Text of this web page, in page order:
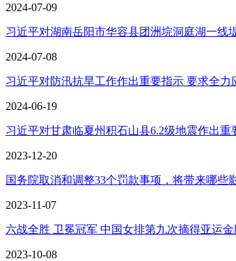
2024-07-09
习近平对湖南岳阳市华容县团洲垸洞庭湖一线
2024-07-08
习近平对防汛抗旱工作作出重要指示 要求全力
2024-06-19
习近平对甘肃临夏州积石山县6.2级地震作出重
2023-12-20
国务院取消和调整33个罚款事项，将带来哪些
2023-11-07
六战全胜 卫冕冠军 中国女排第九次摘得亚运金
2023-10-08